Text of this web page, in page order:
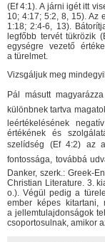
(Ef 4:1). A járni igét itt
10; 4:17; 5:2, 8, 15). Az
1:18; 2:4-6, 13).
legfőbb tervét tükrözik
egységre vezető
a türelmet.
Vizsgáljuk meg
Pál másutt
különbnek tartva
leértékelésének
értékének és
szelídség (Ef 4:2) az
fontossága, továbbá
Danker, szerk.: Greek-
Christian Literature. 3.
o.). Végül pedig a
ember képes
a jellemtulajdonságok
csoportosulnak, amikor